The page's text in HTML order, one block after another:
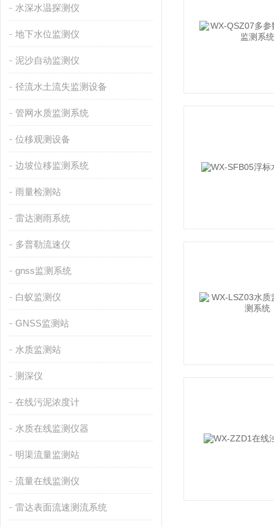
水深水温探测仪
地下水位监测仪
泥沙自动监测仪
径流水土流失监测设备
管网水质监测系统
位移观测设备
边坡位移监测系统
雨量检测站
雷达测雨系统
多普勒流速仪
gnss监测系统
白蚁监测仪
GNSS监测站
水质监测站
测深仪
在线污泥浓度计
水质在线监测仪器
明渠流量监测站
流量在线监测仪
雷达表面流速测流系统